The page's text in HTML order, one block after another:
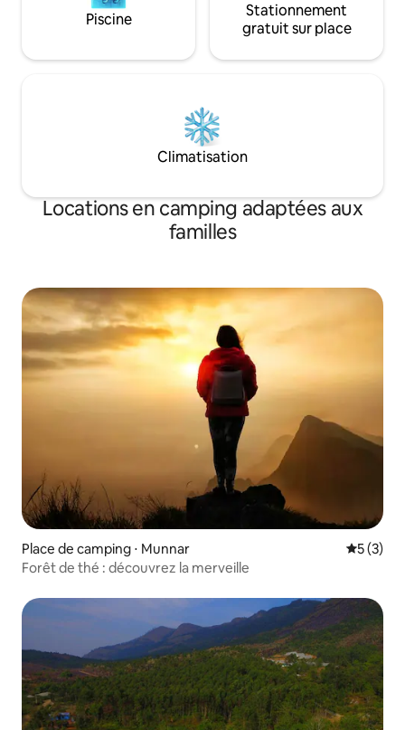
Piscine
Stationnement
gratuit sur place
Climatisation
Locations en camping adaptées aux
familles
Place de camping ⋅ Munnar
5 (3)
Forêt de thé : découvrez la merveille